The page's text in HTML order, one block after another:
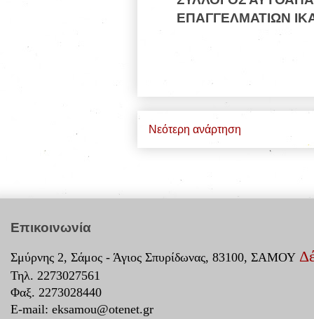
ΕΠΑΓΓΕΛΜΑΤΙΩΝ
Νεότερη ανάρτηση
Επικοινωνία
Σμύρνης 2, Σάμος - Άγιος Σπυρίδωνας, 83100, ΣΑΜΟΥ
Τηλ. 2273027561
Φαξ. 2273028440
E-mail: eksamou@otenet.gr